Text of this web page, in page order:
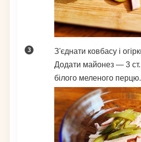
З'єднати ковбасу і
Додати майонез — 3 ст.
білого меленого перцю.